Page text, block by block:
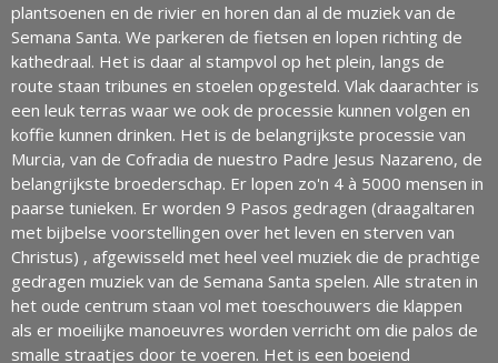
plantsoenen en de rivier en horen dan al de muziek van de
Semana Santa. We parkeren de fietsen en lopen richting de
kathedraal. Het is daar al stampvol op het plein, langs de
route staan tribunes en stoelen opgesteld. Vlak daarachter is
een leuk terras waar we ook de processie kunnen volgen en
koffie kunnen drinken. Het is de belangrijkste processie van
Murcia, van de Cofradia de nuestro Padre Jesus Nazareno, de
belangrijkste broederschap. Er lopen zo'n 4 à 5000 mensen in
paarse tunieken. Er worden 9 Pasos gedragen (draagaltaren
met bijbelse voorstellingen over het leven en sterven van
Christus) , afgewisseld met heel veel muziek die de prachtige
gedragen muziek van de Semana Santa spelen. Alle straten in
het oude centrum staan vol met toeschouwers die klappen
als er moeilijke manoeuvres worden verricht om die palos de
smalle straatjes door te voeren. Het is een boeiend